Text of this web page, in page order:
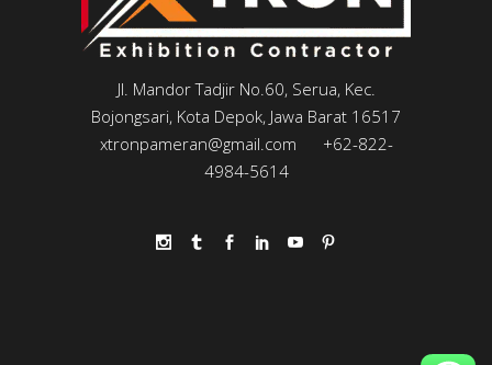
Jl. Mandor Tadjir No.60, Serua, Kec.
Bojongsari, Kota Depok, Jawa Barat 16517
xtronpameran@gmail.com
+62-822-
4984-5614